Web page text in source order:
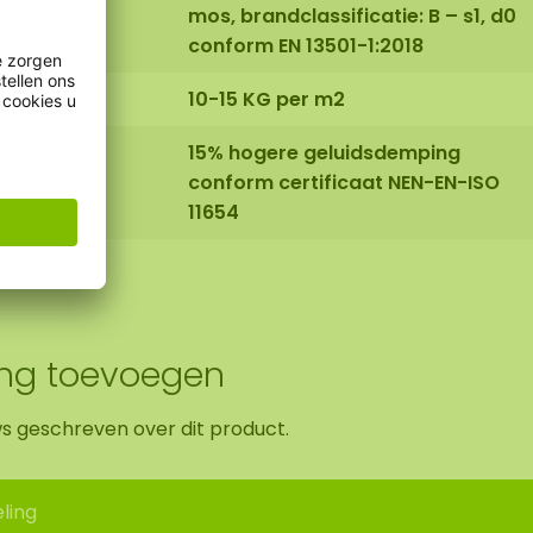
mos, brandclassificatie: B – s1, d0
conform EN 13501-1:2018
10-15 KG per m2
15% hogere geluidsdemping
conform certificaat NEN-EN-ISO
11654
toevoegen
geschreven over dit product.